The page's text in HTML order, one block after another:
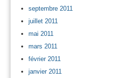
septembre 2011
juillet 2011
mai 2011
mars 2011
février 2011
janvier 2011